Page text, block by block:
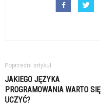
Poprzedni artykuł
JAKIEGO JĘZYKA
PROGRAMOWANIA WARTO SIĘ
UCZYĆ?